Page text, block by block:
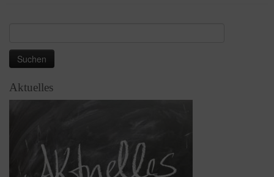
Aktuelles